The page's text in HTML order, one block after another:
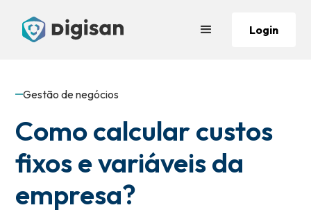
Login
Gestão de negócios
Como calcular custos
fixos e variáveis da
empresa?